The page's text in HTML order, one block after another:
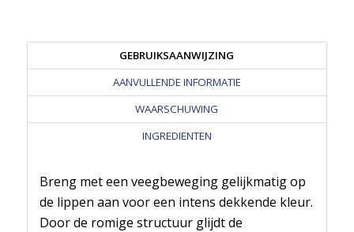
GEBRUIKSAANWIJZING
AANVULLENDE INFORMATIE
WAARSCHUWING
INGREDIENTEN
Breng met een veegbeweging gelijkmatig op
de lippen aan voor een intens dekkende kleur.
Door de romige structuur glijdt de